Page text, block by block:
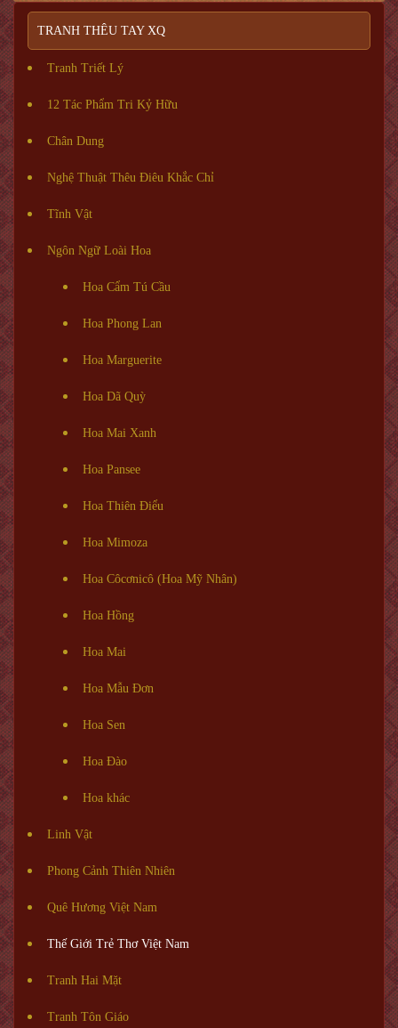
TRANH THÊU TAY XQ
Tranh Triết Lý
12 Tác Phẩm Tri Kỷ Hữu
Chân Dung
Nghệ Thuật Thêu Điêu Khắc Chỉ
Tĩnh Vật
Ngôn Ngữ Loài Hoa
Hoa Cẩm Tú Cầu
Hoa Phong Lan
Hoa Marguerite
Hoa Dã Quỳ
Hoa Mai Xanh
Hoa Pansee
Hoa Thiên Điểu
Hoa Mimoza
Hoa Côcơnicô (Hoa Mỹ Nhân)
Hoa Hồng
Hoa Mai
Hoa Mẫu Đơn
Hoa Sen
Hoa Đào
Hoa khác
Linh Vật
Phong Cảnh Thiên Nhiên
Quê Hương Việt Nam
Thế Giới Trẻ Thơ Việt Nam
Tranh Hai Mặt
Tranh Tôn Giáo